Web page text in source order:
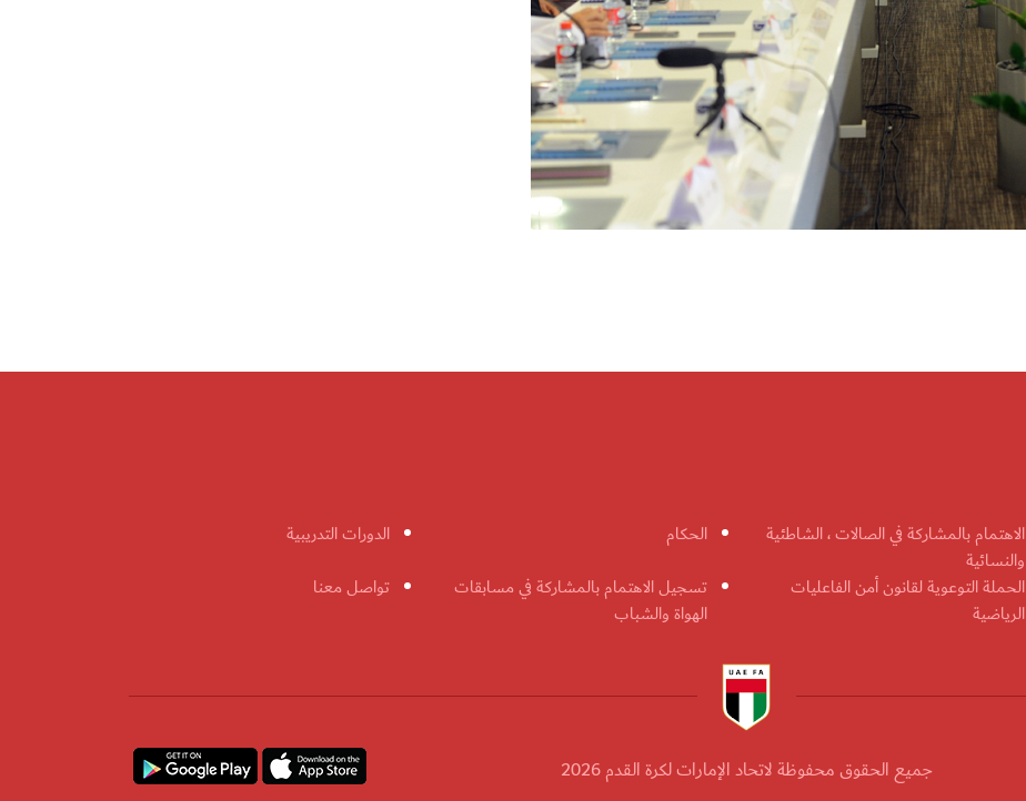
الاهتمام بالمشاركة في الصالات ، الشاطئية
والنسائية
الحكام
الدورات التدريبية
الحملة التوعوية لقانون أمن الفاعليات
الرياضية
تسجيل الاهتمام بالمشاركة في مسابقات
الهواة والشباب
تواصل معنا
جميع الحقوق محفوظة لاتحاد الإمارات لكرة القدم 2026